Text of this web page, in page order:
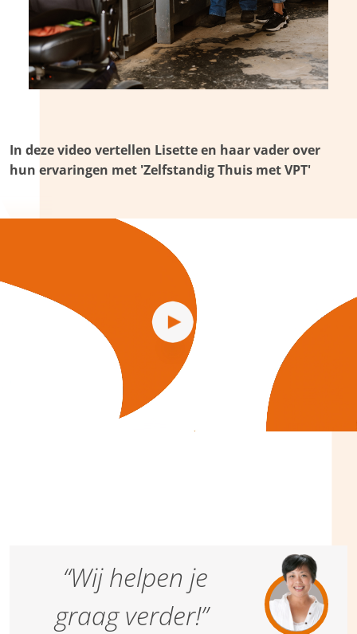
In deze video vertellen Lisette en haar vader over
hun ervaringen met 'Zelfstandig Thuis met VPT'
“Wij helpen je
graag verder!”